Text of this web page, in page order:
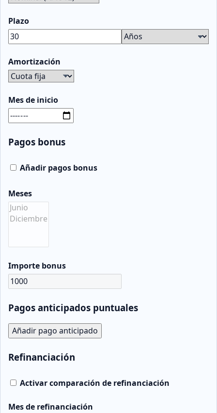
Plazo
Amortización
Mes de inicio
Pagos bonus
Añadir pagos bonus
Meses
Importe bonus
Pagos anticipados puntuales
Añadir pago anticipado
Refinanciación
Activar comparación de refinanciación
Mes de refinanciación